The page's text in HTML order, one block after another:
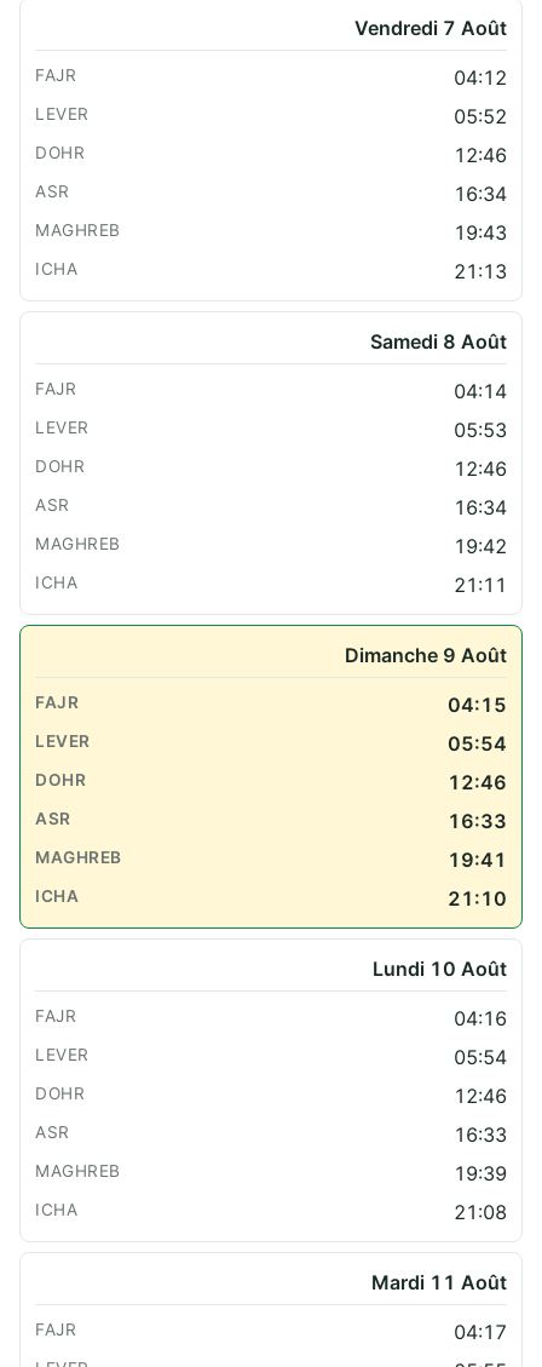
Vendredi 7 Août
04:12
05:52
12:46
16:34
19:43
21:13
Samedi 8 Août
04:14
05:53
12:46
16:34
19:42
21:11
Dimanche 9 Août
04:15
05:54
12:46
16:33
19:41
21:10
Lundi 10 Août
04:16
05:54
12:46
16:33
19:39
21:08
Mardi 11 Août
04:17